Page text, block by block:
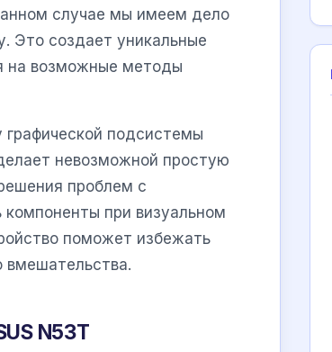
случае мы имеем дело
Это создает уникальные
на возможные методы
графической подсистемы
невозможной простую
проблем с
при визуальном
поможет избежать
вмешательства.
N53T